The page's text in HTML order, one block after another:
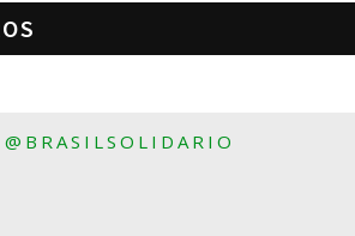
@BRASILSOLIDARIO